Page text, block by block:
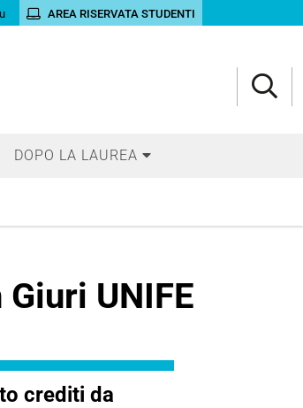
AREA RISERVATA STUDENTI
DOPO LA LAUREA
UNIFE
crediti da